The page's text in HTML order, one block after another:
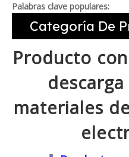
Palabras clave populares:
Categoría De
Producto
materiales